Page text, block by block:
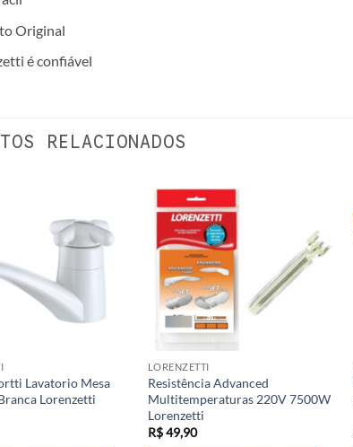
Original
é confiável
RELACIONADOS
Lavatorio Mesa
Lorenzetti
LORENZETTI
Resistência Advanced
Multitemperaturas 220V 7500W
Lorenzetti
R$49,90